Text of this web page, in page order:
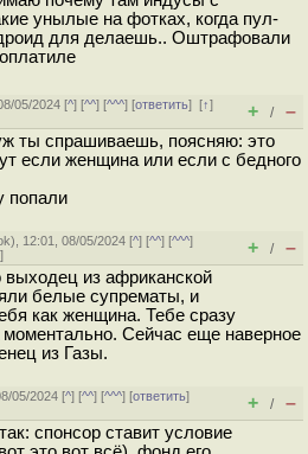
унылые на фотках, когда пул-
для делаешь.. Оштрафовали
05/2024 [^] [^^] [^^^] [ответить][↑]
+ / –
ты спрашиваешь, поясняю: это
если женщина или если с бедного
попали
), 12:01, 08/05/2024 [^] [^^] [^^^]
] + / –
выходец из африканской
белые супрематы, и
как женщина. Тебе сразу
моментально. Сейчас еще наверное
из Газы.
05/2024 [^] [^^] [^^^] [ответить]
+ / –
спонсор ставит условие